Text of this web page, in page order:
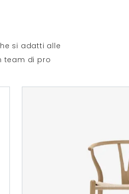
si adatti alle
team di pro